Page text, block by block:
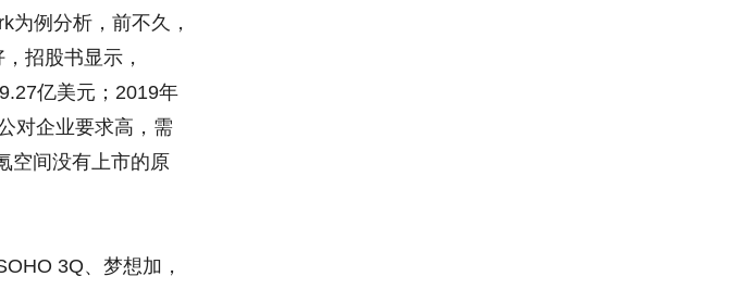
为例分析，前不久，
招股书显示，
亿美元；2019年
对企业要求高，需
空间没有上市的原
3Q、梦想加，